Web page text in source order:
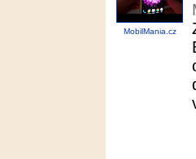
MobilMania.cz